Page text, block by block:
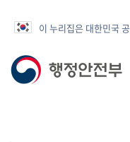
이 누리집은 대한민국